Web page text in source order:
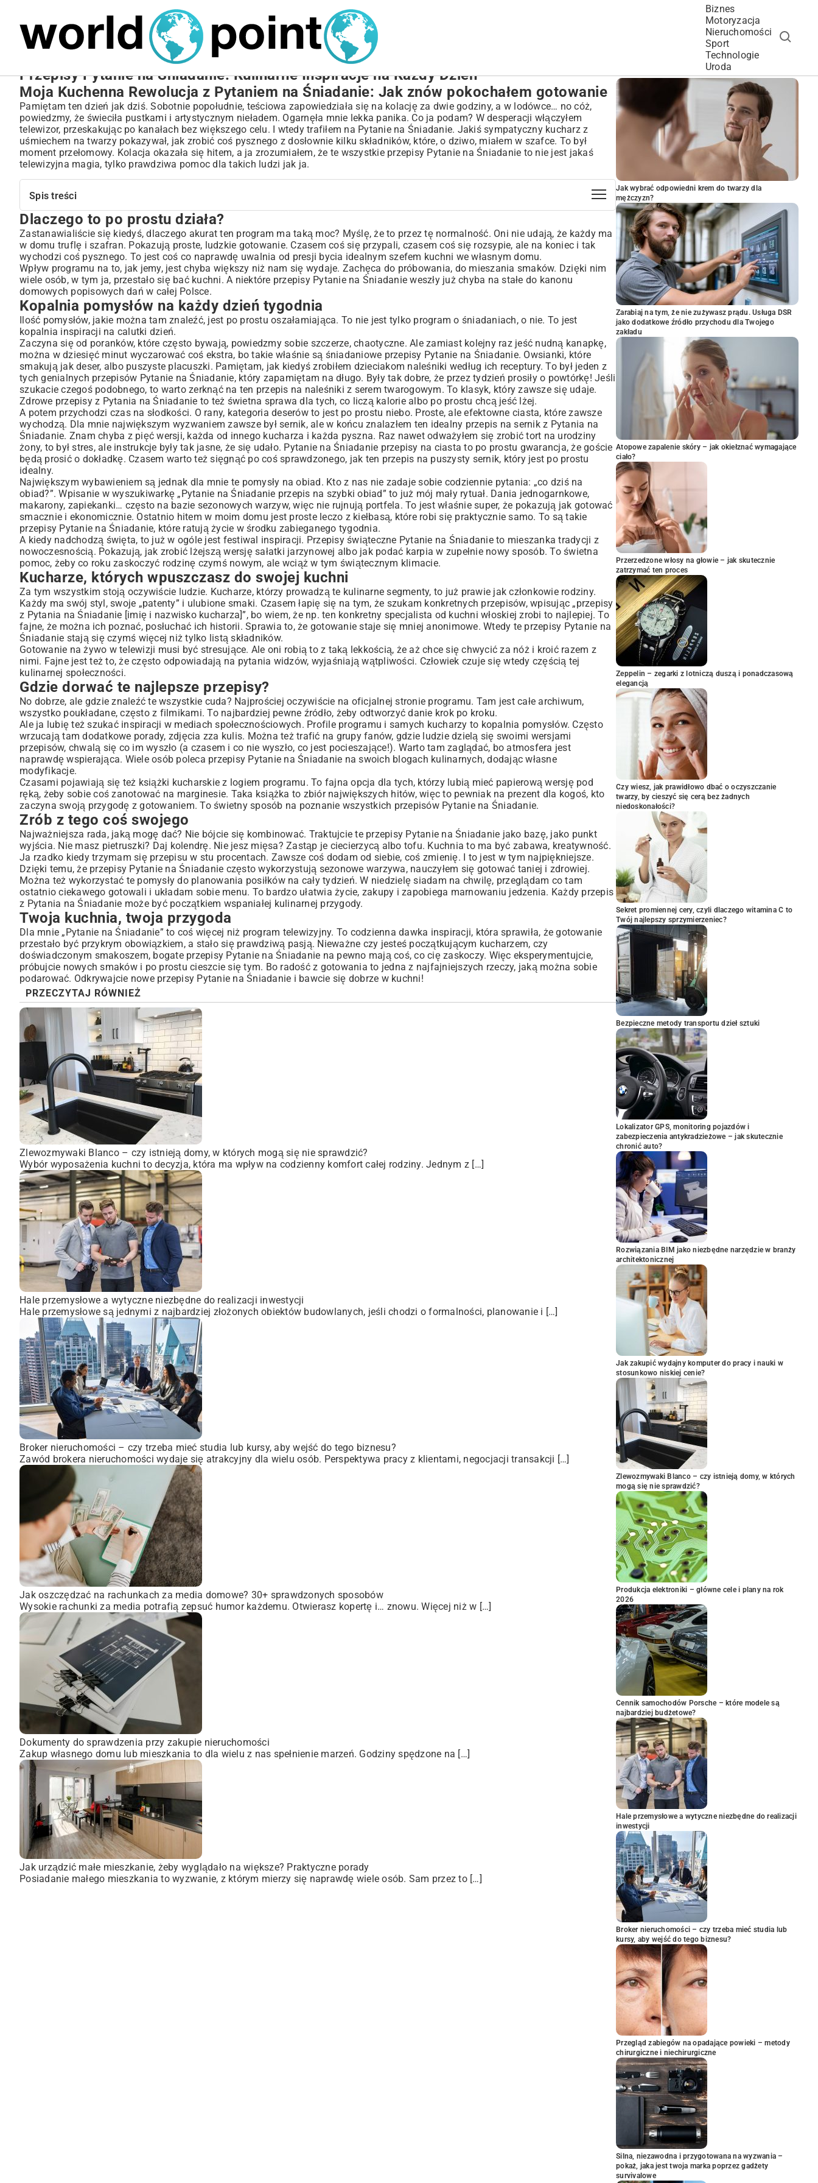
Biznes
Motoryzacja
Nieruchomości
Sport
Technologie
Uroda
NIERUCHOMOŚCI
Przepisy Pytanie na Śniadanie: Kulinarne Inspiracje na Każdy Dzień
Moja Kuchenna Rewolucja z Pytaniem na Śniadanie: Jak znów pokochałem gotowanie
Pamiętam ten dzień jak dziś. Sobotnie popołudnie, teściowa zapowiedziała się na kolację za dwie godziny, a w lodówce… no cóż,
powiedzmy, że świeciła pustkami i artystycznym nieładem. Ogarnęła mnie lekka panika. Co ja podam? W desperacji włączyłem
telewizor, przeskakując po kanałach bez większego celu. I wtedy trafiłem na Pytanie na Śniadanie. Jakiś sympatyczny kucharz z
uśmiechem na twarzy pokazywał, jak zrobić coś pysznego z dosłownie kilku składników, które, o dziwo, miałem w szafce. To był
moment przełomowy. Kolacja okazała się hitem, a ja zrozumiałem, że te wszystkie przepisy Pytanie na Śniadanie to nie jest jakaś
telewizyjna magia, tylko prawdziwa pomoc dla takich ludzi jak ja.
Spis treści
Dlaczego to po prostu działa?
Kopalnia pomysłów na każdy dzień tygodnia
Kucharze, których wpuszczasz do swojej kuchni
Gdzie dorwać te najlepsze przepisy?
Zrób z tego coś swojego
Twoja kuchnia, twoja przygoda
Dlaczego to po prostu działa?
Zastanawialiście się kiedyś, dlaczego akurat ten program ma taką moc? Myślę, że to przez tę normalność. Oni nie udają, że każdy ma
w domu truflę i szafran. Pokazują proste, ludzkie gotowanie. Czasem coś się przypali, czasem coś się rozsypie, ale na koniec i tak
wychodzi coś pysznego. To jest coś co naprawdę uwalnia od presji bycia idealnym szefem kuchni we własnym domu.
Wpływ programu na to, jak jemy, jest chyba większy niż nam się wydaje. Zachęca do próbowania, do mieszania smaków. Dzięki nim
wiele osób, w tym ja, przestało się bać kuchni. A niektóre przepisy Pytanie na Śniadanie weszły już chyba na stałe do kanonu
domowych popisowych dań w całej Polsce.
Kopalnia pomysłów na każdy dzień tygodnia
Ilość pomysłów, jakie można tam znaleźć, jest po prostu oszałamiająca. To nie jest tylko program o śniadaniach, o nie. To jest
kopalnia inspiracji na calutki dzień.
Zaczyna się od poranków, które często bywają, powiedzmy sobie szczerze, chaotyczne. Ale zamiast kolejny raz jeść nudną kanapkę,
można w dziesięć minut wyczarować coś ekstra, bo takie właśnie są śniadaniowe przepisy Pytanie na Śniadanie. Owsianki, które
smakują jak deser, albo puszyste placuszki. Pamiętam, jak kiedyś zrobiłem dzieciakom naleśniki według ich receptury. To był jeden z
tych genialnych przepisów Pytanie na Śniadanie, który zapamiętam na długo. Były tak dobre, że przez tydzień prosiły o powtórkę! Jeśli
szukacie czegoś podobnego, to warto zerknąć na ten przepis na naleśniki z serem twarogowym. To klasyk, który zawsze się udaje.
Zdrowe przepisy z Pytania na Śniadanie to też świetna sprawa dla tych, co liczą kalorie albo po prostu chcą jeść lżej.
A potem przychodzi czas na słodkości. O rany, kategoria deserów to jest po prostu niebo. Proste, ale efektowne ciasta, które zawsze
wychodzą. Dla mnie największym wyzwaniem zawsze był sernik, ale w końcu znalazłem ten idealny przepis na sernik z Pytania na
Śniadanie. Znam chyba z pięć wersji, każda od innego kucharza i każda pyszna. Raz nawet odważyłem się zrobić tort na urodziny
żony, to był stres, ale instrukcje były tak jasne, że się udało. Pytanie na Śniadanie przepisy na ciasta to po prostu gwarancja, że goście
będą prosić o dokładkę. Czasem warto też sięgnąć po coś sprawdzonego, jak ten przepis na puszysty sernik, który jest po prostu
idealny.
Największym wybawieniem są jednak dla mnie te pomysły na obiad. Kto z nas nie zadaje sobie codziennie pytania: „co dziś na
obiad?”. Wpisanie w wyszukiwarkę „Pytanie na Śniadanie przepis na szybki obiad” to już mój mały rytuał. Dania jednogarnkowe,
makarony, zapiekanki… często na bazie sezonowych warzyw, więc nie rujnują portfela. To jest właśnie super, że pokazują jak gotować
smacznie i ekonomicznie. Ostatnio hitem w moim domu jest proste leczo z kiełbasą, które robi się praktycznie samo. To są takie
przepisy Pytanie na Śniadanie, które ratują życie w środku zabieganego tygodnia.
A kiedy nadchodzą święta, to już w ogóle jest festiwal inspiracji. Przepisy świąteczne Pytanie na Śniadanie to mieszanka tradycji z
nowoczesnością. Pokazują, jak zrobić lżejszą wersję sałatki jarzynowej albo jak podać karpia w zupełnie nowy sposób. To świetna
pomoc, żeby co roku zaskoczyć rodzinę czymś nowym, ale wciąż w tym świątecznym klimacie.
Kucharze, których wpuszczasz do swojej kuchni
Za tym wszystkim stoją oczywiście ludzie. Kucharze, którzy prowadzą te kulinarne segmenty, to już prawie jak członkowie rodziny.
Każdy ma swój styl, swoje „patenty” i ulubione smaki. Czasem łapię się na tym, że szukam konkretnych przepisów, wpisując „przepisy
z Pytania na Śniadanie [imię i nazwisko kucharza]”, bo wiem, że np. ten konkretny specjalista od kuchni włoskiej zrobi to najlepiej. To
fajne, że można ich poznać, posłuchać ich historii. Sprawia to, że gotowanie staje się mniej anonimowe. Wtedy te przepisy Pytanie na
Śniadanie stają się czymś więcej niż tylko listą składników.
Gotowanie na żywo w telewizji musi być stresujące. Ale oni robią to z taką lekkością, że aż chce się chwycić za nóż i kroić razem z
nimi. Fajne jest też to, że często odpowiadają na pytania widzów, wyjaśniają wątpliwości. Człowiek czuje się wtedy częścią tej
kulinarnej społeczności.
Gdzie dorwać te najlepsze przepisy?
No dobrze, ale gdzie znaleźć te wszystkie cuda? Najprościej oczywiście na oficjalnej stronie programu. Tam jest całe archiwum,
wszystko poukładane, często z filmikami. To najbardziej pewne źródło, żeby odtworzyć danie krok po kroku.
Ale ja lubię też szukać inspiracji w mediach społecznościowych. Profile programu i samych kucharzy to kopalnia pomysłów. Często
wrzucają tam dodatkowe porady, zdjęcia zza kulis. Można też trafić na grupy fanów, gdzie ludzie dzielą się swoimi wersjami
przepisów, chwalą się co im wyszło (a czasem i co nie wyszło, co jest pocieszające!). Warto tam zaglądać, bo atmosfera jest
naprawdę wspierająca. Wiele osób poleca przepisy Pytanie na Śniadanie na swoich blogach kulinarnych, dodając własne
modyfikacje.
Czasami pojawiają się też książki kucharskie z logiem programu. To fajna opcja dla tych, którzy lubią mieć papierową wersję pod
ręką, żeby sobie coś zanotować na marginesie. Taka książka to zbiór największych hitów, więc to pewniak na prezent dla kogoś, kto
zaczyna swoją przygodę z gotowaniem. To świetny sposób na poznanie wszystkich przepisów Pytanie na Śniadanie.
Zrób z tego coś swojego
Najważniejsza rada, jaką mogę dać? Nie bójcie się kombinować. Traktujcie te przepisy Pytanie na Śniadanie jako bazę, jako punkt
wyjścia. Nie masz pietruszki? Daj kolendrę. Nie jesz mięsa? Zastąp je ciecierzycą albo tofu. Kuchnia to ma być zabawa, kreatywność.
Ja rzadko kiedy trzymam się przepisu w stu procentach. Zawsze coś dodam od siebie, coś zmienię. I to jest w tym najpiękniejsze.
Dzięki temu, że przepisy Pytanie na Śniadanie często wykorzystują sezonowe warzywa, nauczyłem się gotować taniej i zdrowiej.
Można też wykorzystać te pomysły do planowania posiłków na cały tydzień. W niedzielę siadam na chwilę, przeglądam co tam
ostatnio ciekawego gotowali i układam sobie menu. To bardzo ułatwia życie, zakupy i zapobiega marnowaniu jedzenia. Każdy przepis
z Pytania na Śniadanie może być początkiem wspaniałej kulinarnej przygody.
Twoja kuchnia, twoja przygoda
Dla mnie „Pytanie na Śniadanie” to coś więcej niż program telewizyjny. To codzienna dawka inspiracji, która sprawiła, że gotowanie
przestało być przykrym obowiązkiem, a stało się prawdziwą pasją. Nieważne czy jesteś początkującym kucharzem, czy
doświadczonym smakoszem, bogate przepisy Pytanie na Śniadanie na pewno mają coś, co cię zaskoczy. Więc eksperymentujcie,
próbujcie nowych smaków i po prostu cieszcie się tym. Bo radość z gotowania to jedna z najfajniejszych rzeczy, jaką można sobie
podarować. Odkrywajcie nowe przepisy Pytanie na Śniadanie i bawcie się dobrze w kuchni!
PRZECZYTAJ RÓWNIEŻ
Zlewozmywaki Blanco – czy istnieją domy, w których mogą się nie sprawdzić?
Wybór wyposażenia kuchni to decyzja, która ma wpływ na codzienny komfort całej rodziny. Jednym z […]
Hale przemysłowe a wytyczne niezbędne do realizacji inwestycji
Hale przemysłowe są jednymi z najbardziej złożonych obiektów budowlanych, jeśli chodzi o formalności, planowanie i […]
Broker nieruchomości – czy trzeba mieć studia lub kursy, aby wejść do tego biznesu?
Zawód brokera nieruchomości wydaje się atrakcyjny dla wielu osób. Perspektywa pracy z klientami, negocjacji transakcji […]
Jak oszczędzać na rachunkach za media domowe? 30+ sprawdzonych sposobów
Wysokie rachunki za media potrafią zepsuć humor każdemu. Otwierasz kopertę i… znowu. Więcej niż w […]
Dokumenty do sprawdzenia przy zakupie nieruchomości
Zakup własnego domu lub mieszkania to dla wielu z nas spełnienie marzeń. Godziny spędzone na […]
Jak urządzić małe mieszkanie, żeby wyglądało na większe? Praktyczne porady
Posiadanie małego mieszkania to wyzwanie, z którym mierzy się naprawdę wiele osób. Sam przez to […]
POPULARNE ARTYKUŁY
Jak wybrać odpowiedni krem do twarzy dla
mężczyzn?
Zarabiaj na tym, że nie zużywasz prądu. Usługa DSR
jako dodatkowe źródło przychodu dla Twojego
zakładu
Atopowe zapalenie skóry – jak okiełznać wymagające
ciało?
Przerzedzone włosy na głowie – jak skutecznie
zatrzymać ten proces
Zeppelin – zegarki z lotniczą duszą i ponadczasową
elegancją
Czy wiesz, jak prawidłowo dbać o oczyszczanie
twarzy, by cieszyć się cerą bez żadnych
niedoskonałości?
Sekret promiennej cery, czyli dlaczego witamina C to
Twój najlepszy sprzymierzeniec?
Bezpieczne metody transportu dzieł sztuki
Lokalizator GPS, monitoring pojazdów i
zabezpieczenia antykradzieżowe – jak skutecznie
chronić auto?
Rozwiązania BIM jako niezbędne narzędzie w branży
architektonicznej
Jak zakupić wydajny komputer do pracy i nauki w
stosunkowo niskiej cenie?
Zlewozmywaki Blanco – czy istnieją domy, w których
mogą się nie sprawdzić?
Produkcja elektroniki – główne cele i plany na rok
2026
Cennik samochodów Porsche – które modele są
najbardziej budżetowe?
Hale przemysłowe a wytyczne niezbędne do realizacji
inwestycji
Broker nieruchomości – czy trzeba mieć studia lub
kursy, aby wejść do tego biznesu?
Przegląd zabiegów na opadające powieki – metody
chirurgiczne i niechirurgiczne
Silna, niezawodna i przygotowana na wyzwania –
pokaż, jaka jest twoja marka poprzez gadżety
survivalowe